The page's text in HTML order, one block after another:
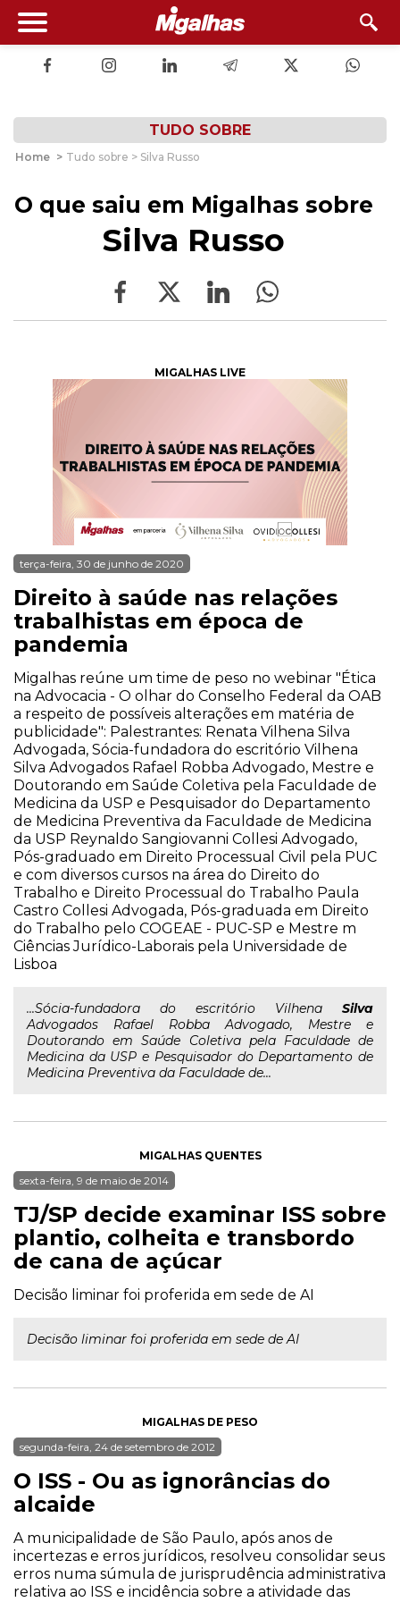
TUDO SOBRE
Home > Tudo sobre > Silva Russo
O que saiu em Migalhas sobre
Silva Russo
MIGALHAS LIVE
terça-feira, 30 de junho de 2020
Direito à saúde nas relações
trabalhistas em época de
pandemia
Migalhas reúne um time de peso no webinar "Ética
na Advocacia - O olhar do Conselho Federal da OAB
a respeito de possíveis alterações em matéria de
publicidade": Palestrantes: Renata Vilhena Silva
Advogada, Sócia-fundadora do escritório Vilhena
Silva Advogados Rafael Robba Advogado, Mestre e
Doutorando em Saúde Coletiva pela Faculdade de
Medicina da USP e Pesquisador do Departamento
de Medicina Preventiva da Faculdade de Medicina
da USP Reynaldo Sangiovanni Collesi Advogado,
Pós-graduado em Direito Processual Civil pela PUC
e com diversos cursos na área do Direito do
Trabalho e Direito Processual do Trabalho Paula
Castro Collesi Advogada, Pós-graduada em Direito
do Trabalho pelo COGEAE - PUC-SP e Mestre m
Ciências Jurídico-Laborais pela Universidade de
Lisboa
...Sócia-fundadora do escritório Vilhena Silva
Advogados Rafael Robba Advogado, Mestre e
Doutorando em Saúde Coletiva pela Faculdade de
Medicina da USP e Pesquisador do Departamento de
Medicina Preventiva da Faculdade de...
MIGALHAS QUENTES
sexta-feira, 9 de maio de 2014
TJ/SP decide examinar ISS sobre
plantio, colheita e transbordo
de cana de açúcar
Decisão liminar foi proferida em sede de AI
Decisão liminar foi proferida em sede de AI
MIGALHAS DE PESO
segunda-feira, 24 de setembro de 2012
O ISS - Ou as ignorâncias do
alcaide
A municipalidade de São Paulo, após anos de
incertezas e erros jurídicos, resolveu consolidar seus
erros numa súmula de jurisprudência administrativa
relativa ao ISS e incidência sobre a atividade das